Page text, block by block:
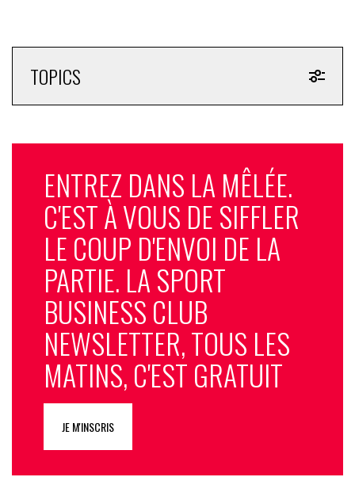
TOPICS
ENTREZ DANS LA MÊLÉE.
C'EST À VOUS DE SIFFLER
LE COUP D'ENVOI DE LA
PARTIE. LA SPORT
BUSINESS CLUB
NEWSLETTER, TOUS LES
MATINS, C'EST GRATUIT
JE M'INSCRIS